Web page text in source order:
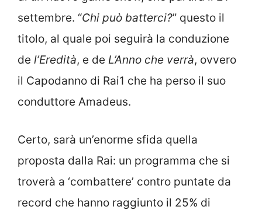
settembre. “Chi può batterci?” questo il
titolo, al quale poi seguirà la conduzione
de l’Eredità, e de L’Anno che verrà, ovvero
il Capodanno di Rai1 che ha perso il suo
conduttore Amadeus.
Certo, sarà un’enorme sfida quella
proposta dalla Rai: un programma che si
troverà a ‘combattere’ contro puntate da
record che hanno raggiunto il 25% di